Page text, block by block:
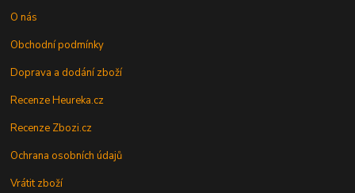
O nás
Obchodní podmínky
Doprava a dodání zboží
Recenze Heureka.cz
Recenze Zbozi.cz
Ochrana osobních údajů
Vrátit zboží